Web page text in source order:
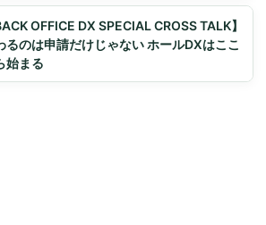
OFFICE DX SPECIAL CROSS TALK】
るのは申請だけじゃない ホールDXはここ
始まる